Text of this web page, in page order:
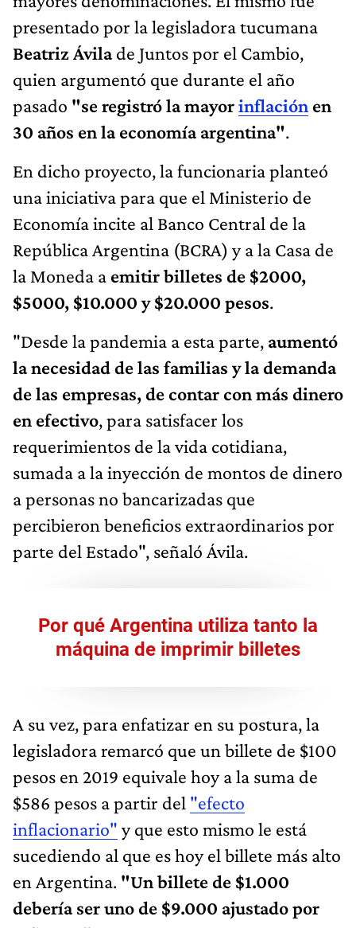
presentado por la legisladora tucumana
Beatriz Ávilade Juntos por el Cambio,
quien argumentó que durante el año
pasado "se registró la mayorinflación en
30 años en la economía argentina".
En dicho proyecto, la funcionaria planteó
una iniciativa para que el Ministerio de
Economía incite al Banco Central de la
República Argentina (BCRA) y a la Casa de
la Moneda a emitir billetes de $2000,
$5000, $10.000 y $20.000 pesos.
"Desde la pandemia a esta parte, aumentó
la necesidad de las familias y la demanda
de las empresas, de contar con más dinero
en efectivo, para satisfacer los
requerimientos de la vida cotidiana,
sumada a la inyección de montos de dinero
a personas no bancarizadas que
percibieron beneficios extraordinarios por
parte del Estado", señaló Ávila.
Por qué Argentina utiliza tanto la
máquina de imprimir billetes
A su vez, para enfatizar en su postura, la
legisladora remarcó que un billete de $100
pesos en 2019 equivale hoy a la suma de
$586 pesos a partir del "efecto
inflacionario" y que esto mismo le está
sucediendo al que es hoy el billete más alto
en Argentina. "Un billete de $1.000
debería ser uno de $9.000 ajustado por